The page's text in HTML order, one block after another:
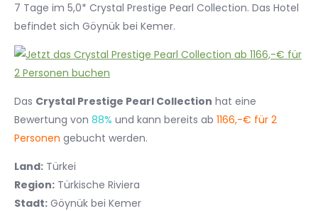
7 Tage im 5,0* Crystal Prestige Pearl Collection. Das Hotel
befindet sich Göynük bei Kemer.
Das Crystal Prestige Pearl Collection hat eine
Bewertung von 88% und kann bereits ab 1166,-€ für 2
Personen gebucht werden.
Land: Türkei
Region: Türkische Riviera
Stadt: Göynük bei Kemer